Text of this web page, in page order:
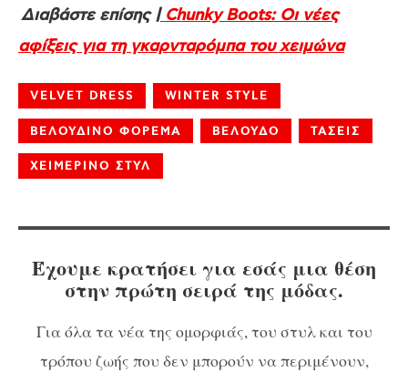
Διαβάστε επίσης |Chunky Boots: Οι νέες
αφίξεις για τη γκαρνταρόμπα του χειμώνα
VELVET DRESS WINTER STYLE
ΒΕΛΟΥΔΙΝΟ ΦΟΡΕΜΑ ΒΕΛΟΥΔΟ ΤΑΣΕΙΣ
ΧΕΙΜΕΡΙΝΟ ΣΤΥΛ
Έχουμε κρατήσει για εσάς μια θέση
στην πρώτη σειρά της μόδας.
Για όλα τα νέα της ομορφιάς, του στυλ και του
τρόπου ζωής που δεν μπορούν να περιμένουν,